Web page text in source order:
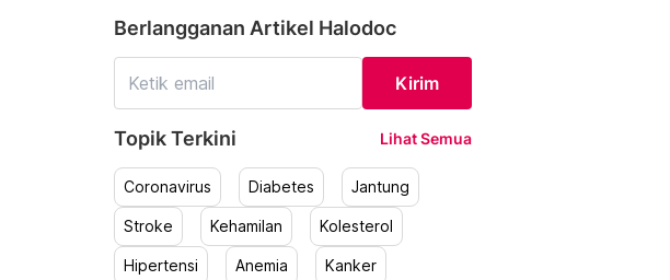
Berlangganan Artikel Halodoc
Kirim
Topik Terkini Lihat Semua
Coronavirus Diabetes Jantung
Stroke Kehamilan Kolesterol
Hipertensi Anemia Kanker